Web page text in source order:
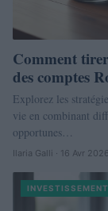
Comment
des comptes
Explorez les
vie en combinant
opportunes…
Ilaria Galli · 16 Avr 2026